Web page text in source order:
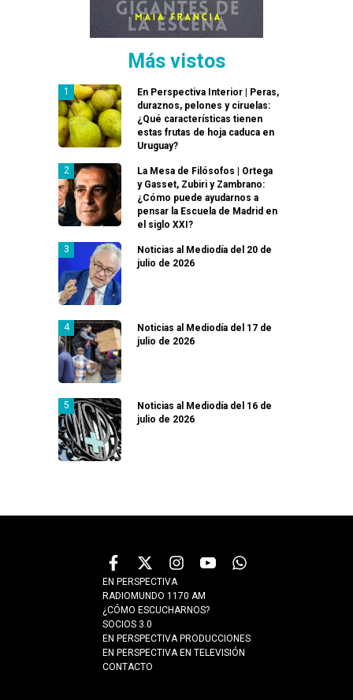
Más vistos
En Perspectiva Interior | Peras,
duraznos, pelones y ciruelas:
¿Qué características tienen
estas frutas de hoja caduca en
Uruguay?
La Mesa de Filósofos | Ortega
y Gasset, Zubiri y Zambrano:
¿Cómo puede ayudarnos a
pensar la Escuela de Madrid en
el siglo XXI?
Noticias al Mediodía del 20 de
julio de 2026
Noticias al Mediodía del 17 de
julio de 2026
Noticias al Mediodía del 16 de
julio de 2026
EN PERSPECTIVA
RADIOMUNDO 1170 AM
¿CÓMO ESCUCHARNOS?
SOCIOS 3.0
EN PERSPECTIVA PRODUCCIONES
EN PERSPECTIVA EN TELEVISIÓN
CONTACTO